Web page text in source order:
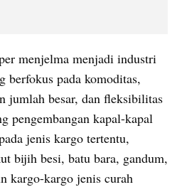
menjelma menjadi industri
berfokus pada komoditas,
jumlah besar, dan fleksibilitas
pengembangan kapal-kapal
jenis kargo tertentu,
bijih besi, batu bara, gandum,
kargo-kargo jenis curah